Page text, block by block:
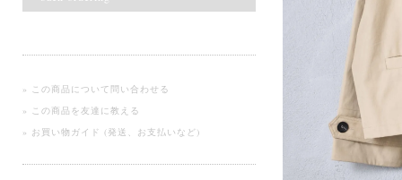
» この商品について問い合わせる
» この商品を友達に教える
» お買い物ガイド (発送、お支払いなど)